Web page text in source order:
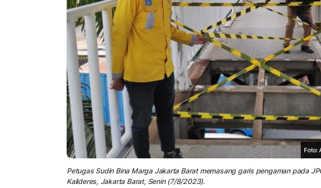
Foto:
Petugas Sudin Bina Marga Jakarta Barat memasang garis pengaman pada
Kalideres, Jakarta Barat, Senin (7/8/2023).